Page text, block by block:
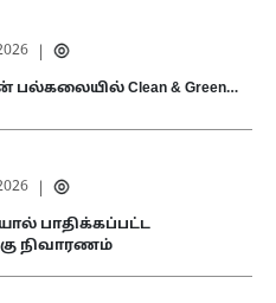
பல்கலையில் Clean & Green…
பாதிக்கப்பட்ட
நிவாரணம்